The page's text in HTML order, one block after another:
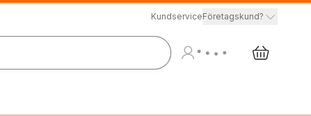
KundserviceFöretagskund?